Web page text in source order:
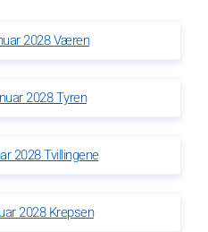
2028 Væren
2028 Tyren
2028 Tvillingene
2028 Krepsen